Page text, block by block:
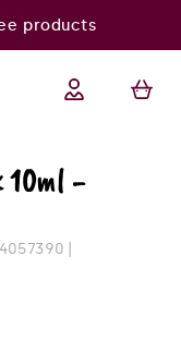
products
10ml -